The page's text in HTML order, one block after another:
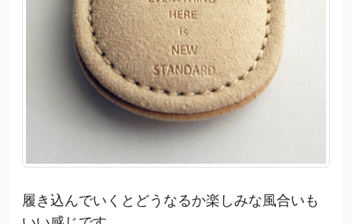
履き込んでいくとどうなるか楽しみな風合いも